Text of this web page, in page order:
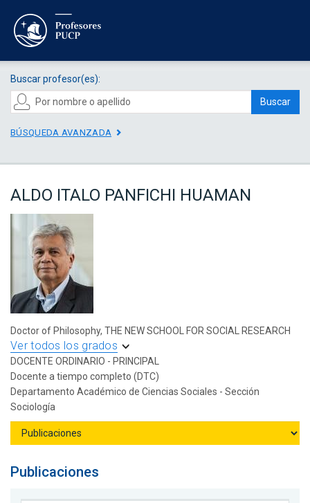
Buscar profesor(es):
Buscar
BÚSQUEDA AVANZADA
ALDO ITALO PANFICHI HUAMAN
Doctor of Philosophy, THE NEW SCHOOL FOR SOCIAL RESEARCH
Ver todos los grados
DOCENTE ORDINARIO - PRINCIPAL
Docente a tiempo completo (DTC)
Departamento Académico de Ciencias Sociales - Sección
Sociología
Publicaciones